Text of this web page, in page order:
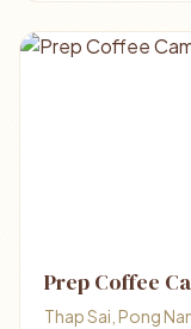
Prep Coffee
Thap Sai, Pong